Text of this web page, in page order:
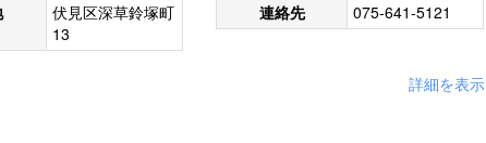
伏見区深草鈴塚町
13
連絡先 075-641-5121
詳細を表示